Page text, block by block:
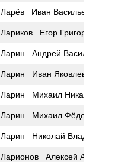
Ларёв Иван Васильевич
Лариков Егор Григорьевич
Ларин Андрей Васильевич
Ларин Иван Яковлевич
Ларин Михаил Никанорович
Ларин Михаил Фёдорович
Ларин Николай Владимирович
Ларионов Алексей Алексеевич